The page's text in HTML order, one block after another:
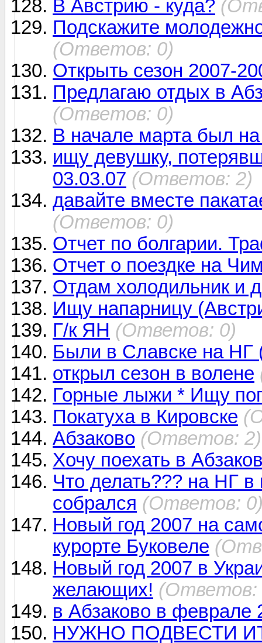
В Австрию - куда?
Подскажите
(Ответов: 0)
Открыть сезон 2007-
Предлагаю отдых в
(Ответов: 0)
В начале марта был на
ищу девушку,
03.03.07 (Ответов: 2)
давайте вместе
(Ответов: 0)
Отчет по болгарии.
Отчет о поездке на
Отдам холодильник и
Ищу напарницу
Г/к ЯН (Ответов: 0)
Были в Славске на НГ
открыл сезон в волене
Горные лыжи * Ищу
Покатуха в Кировске
Абзаково (Ответов: 2)
Хочу поехать в
Что делать??? на НГ в
собрался (Ответов:
Новый год 2007 на
курорте Буковеле
Новый год 2007 в
желающих! (Ответов:
в Абзаково в феврале
НУЖНО ПОДВЕСТИ